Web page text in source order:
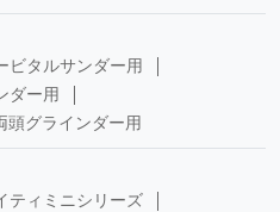
ビタルサンダー用
ダー用
頭グラインダー用
ティミニシリーズ